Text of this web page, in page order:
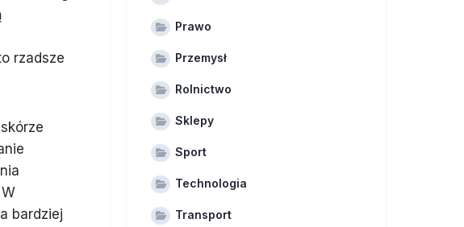
rzadsze
bardziej
Prawo
Przemysł
Rolnictwo
Sklepy
Sport
Technologia
Transport